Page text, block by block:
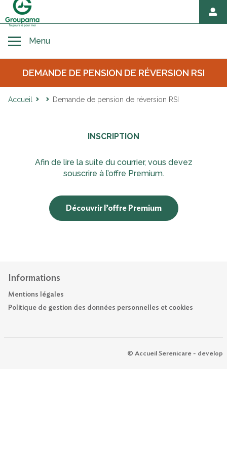
Toggle navigation
Menu
Accueil
Hommage et démarches après décès
DEMANDE DE PENSION DE RÉVERSION RSI
Accueil Demande de pension de réversion RSI
INSCRIPTION
Afin de lire la suite du courrier, vous devez
souscrire à l’offre Premium.
Découvrir l’offre Premium
Informations
Mentions légales
Politique de gestion des données personnelles et cookies
© Accueil Serenicare - develop